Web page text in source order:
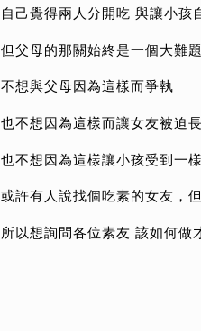
自己覺得兩人分開吃 與讓小孩
但父母的那關始終是一個大難
不想與父母因為這樣而爭執
也不想因為這樣而讓女友被迫
也不想因為這樣讓小孩受到一
或許有人說找個吃素的女友，
所以想詢問各位素友 該如何做